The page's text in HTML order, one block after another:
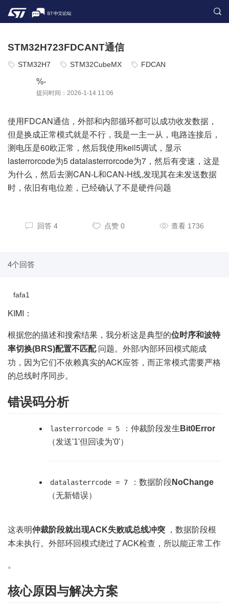
STM32H723FDCANT通信
STM32H7 STM32CubeMX FDCAN
%-
提问时间：2026-1-14 11:06
使用FDCAN通信，外部和内部循环都可以成功收发数据，
但是换成正常模式就是不行，我是一主一从，电路连接后，
测电压是60欧正常，然后我使用keil5调试，显示
lasterrorcode为5 datalasterrorcode为7，然后有变速，这是
为什么，然后去测CAN-L和CAN-H线,发现其在未发送数据
时，依旧有电位差，已经确认了不是硬件问题
回答 4 点赞 0 查看 1736
4个回答
fafa1
KIMI：
根据您的描述和搜索结果，我分析这是典型的位时序和波特
率切换(BRS)配置不匹配问题。外部/内部环回模式能成
功，因为它们不依赖真实的ACK应答，而正常模式需要严格
的总线时序同步。
错误码分析
lasterrorcode = 5 ：仲裁阶段发生 Bit0Error
（发送'1'但回读为'0'）
datalasterrcode = 7 ：数据阶段NoChange
（无新错误）
这表明仲裁阶段就出现ACK失败或总线冲突
，数据阶段根
本未执行。外部环回模式绕过了ACK检查，所以能正常工作
。
核心原因与解决方案